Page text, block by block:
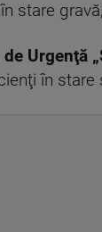
stare
Urgenţă
în stare